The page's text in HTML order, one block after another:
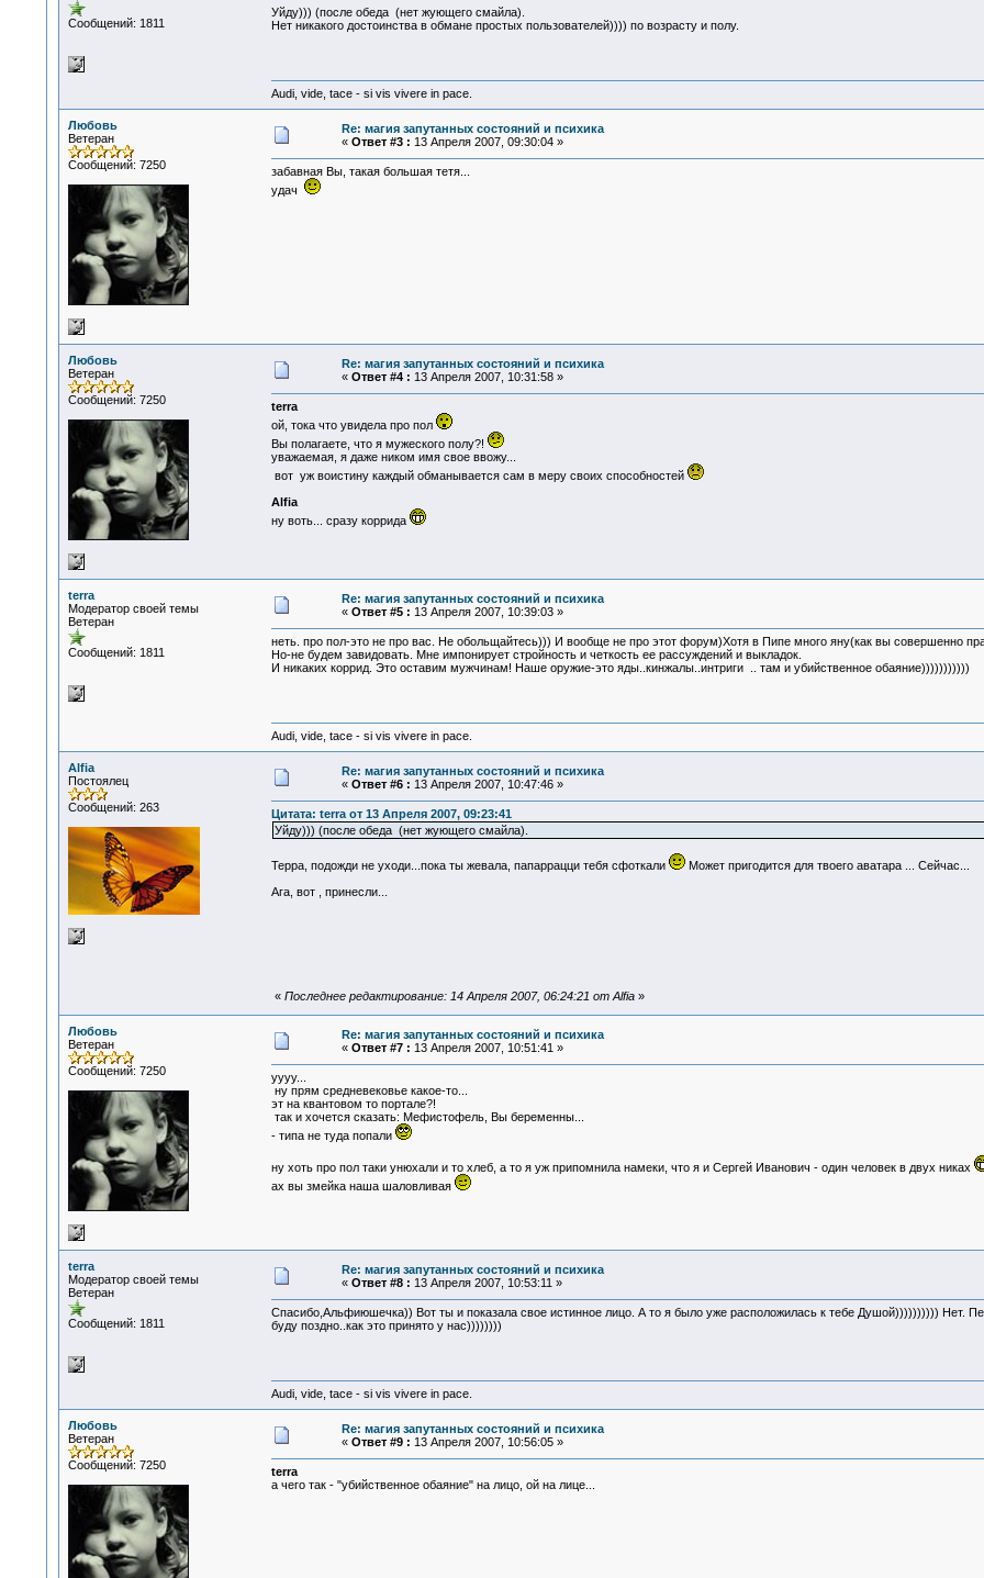
Сообщений: 1811
Уйду))) (после обеда (нет жующего смайла).
Нет никакого достоинства в обмане простых пользователей)))) по возрасту и полу.
Audi, vide, tace - si vis vivere in pace.
Любовь
Ветеран
Сообщений: 7250
Re: магия запутанных состояний и психика
« Ответ #3 : 13 Апреля 2007, 09:30:04 »
забавная Вы, такая большая тетя...
удач
Любовь
Ветеран
Сообщений: 7250
Re: магия запутанных состояний и психика
« Ответ #4 : 13 Апреля 2007, 10:31:58 »
terra
ой, тока что увидела про пол
Вы полагаете, что я мужеского полу?!
уважаемая, я даже ником имя свое ввожу...
вот уж воистину каждый обманывается сам в меру своих способностей
Alfia
ну воть... сразу коррида
terra
Модератор своей темы
Ветеран
Сообщений: 1811
Re: магия запутанных состояний и психика
« Ответ #5 : 13 Апреля 2007, 10:39:03 »
неть. про пол-это не про вас. Не обольщайтесь))) И вообще не про этот форум)Хотя в Пипе много яну(как вы совершенно
Но-не будем завидовать. Мне импонирует стройность и четкость ее рассуждений и выкладок.
И никаких коррид. Это оставим мужчинам! Наше оружие-это яды..кинжалы..интриги .. там и убийственное обаяние)))))))))))
Audi, vide, tace - si vis vivere in pace.
Alfia
Постоялец
Сообщений: 263
Re: магия запутанных состояний и психика
« Ответ #6 : 13 Апреля 2007, 10:47:46 »
Цитата: terra от 13 Апреля 2007, 09:23:41
Уйду))) (после обеда (нет жующего смайла).
Терра, подожди не уходи...пока ты жевала, папаррацци тебя сфоткали
Может пригодится для твоего аватара ... Сейчас...
Ага, вот , принесли...
« Последнее редактирование: 14 Апреля 2007, 06:24:21 от Alfia»
Любовь
Ветеран
Сообщений: 7250
Re: магия запутанных состояний и психика
« Ответ #7 : 13 Апреля 2007, 10:51:41 »
уууу...
ну прям средневековье какое-то...
эт на квантовом то портале?!
так и хочется сказать: Мефистофель, Вы беременны...
- типа не туда попали
ну хоть про пол таки унюхали и то хлеб, а то я уж припомнила намеки, что я и Сергей Иванович - один человек в двух никах
ах вы змейка наша шаловливая
terra
Модератор своей темы
Ветеран
Сообщений: 1811
Re: магия запутанных состояний и психика
« Ответ #8 : 13 Апреля 2007, 10:53:11 »
Спасибо,Альфиюшечка)) Вот ты и показала свое истинное лицо. А то я было уже расположилась к тебе Душой)))))))))) Нет.
буду поздно..как это принято у нас))))))))
Audi, vide, tace - si vis vivere in pace.
Любовь
Ветеран
Сообщений: 7250
Re: магия запутанных состояний и психика
« Ответ #9 : 13 Апреля 2007, 10:56:05 »
terra
а чего так - "убийственное обаяние" на лицо, ой на лице...